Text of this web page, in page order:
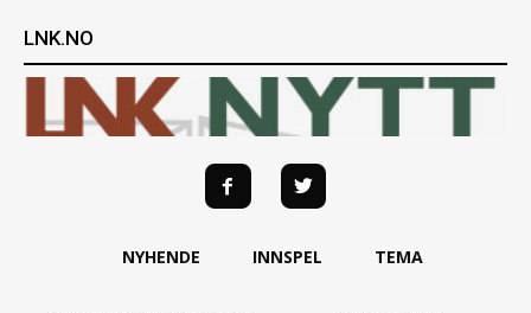
LNK.NO
NYHENDE INNSPEL TEMA